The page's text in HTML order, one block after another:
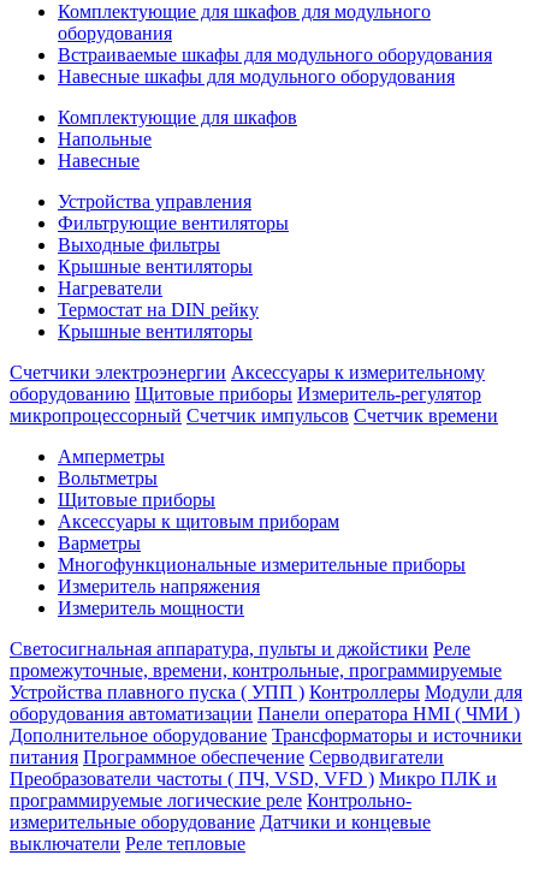
Комплектующие для шкафов для модульного
оборудования
Встраиваемые шкафы для модульного оборудования
Навесные шкафы для модульного оборудования
Комплектующие для шкафов
Напольные
Навесные
Устройства управления
Фильтрующие вентиляторы
Выходные фильтры
Крышные вентиляторы
Нагреватели
Термостат на DIN рейку
Крышные вентиляторы
Счетчики электроэнергии Аксессуары к измерительному
оборудованию Щитовые приборы Измеритель-регулятор
микропроцессорный Счетчик импульсов Счетчик времени
Амперметры
Вольтметры
Щитовые приборы
Аксессуары к щитовым приборам
Варметры
Многофункциональные измерительные приборы
Измеритель напряжения
Измеритель мощности
Светосигнальная аппаратура, пульты и джойстики Реле
промежуточные, времени, контрольные, программируемые
Устройства плавного пуска ( УПП ) Контроллеры Модули для
оборудования автоматизации Панели оператора HMI ( ЧМИ )
Дополнительное оборудование Транcформаторы и источники
питания Программное обеспечение Серводвигатели
Преобразователи частоты ( ПЧ, VSD, VFD ) Микро ПЛК и
программируемые логические реле Контрольно-
измерительные оборудование Датчики и концевые
выключатели Реле тепловые